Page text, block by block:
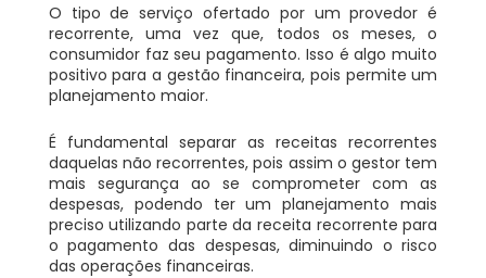
O tipo de serviço ofertado por um provedor é
recorrente, uma vez que, todos os meses, o
consumidor faz seu pagamento. Isso é algo muito
positivo para a gestão financeira, pois permite um
planejamento maior.
É fundamental separar as receitas recorrentes
daquelas não recorrentes, pois assim o gestor tem
mais segurança ao se comprometer com as
despesas, podendo ter um planejamento mais
preciso utilizando parte da receita recorrente para
o pagamento das despesas, diminuindo o risco
das operações financeiras.